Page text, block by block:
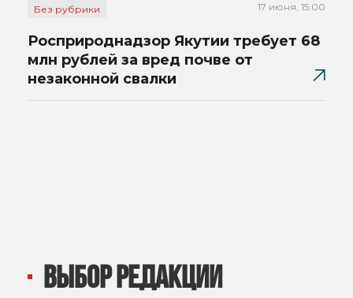
Без рубрики 17 июня, 15:00
Росприроднадзор Якутии требует 68
млн рублей за вред почве от
незаконной свалки
ВЫБОР РЕДАКЦИИ